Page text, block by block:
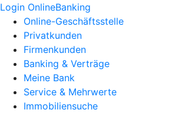
Login OnlineBanking
Online-Geschäftsstelle
Privatkunden
Firmenkunden
Banking & Verträge
Meine Bank
Service & Mehrwerte
Immobiliensuche